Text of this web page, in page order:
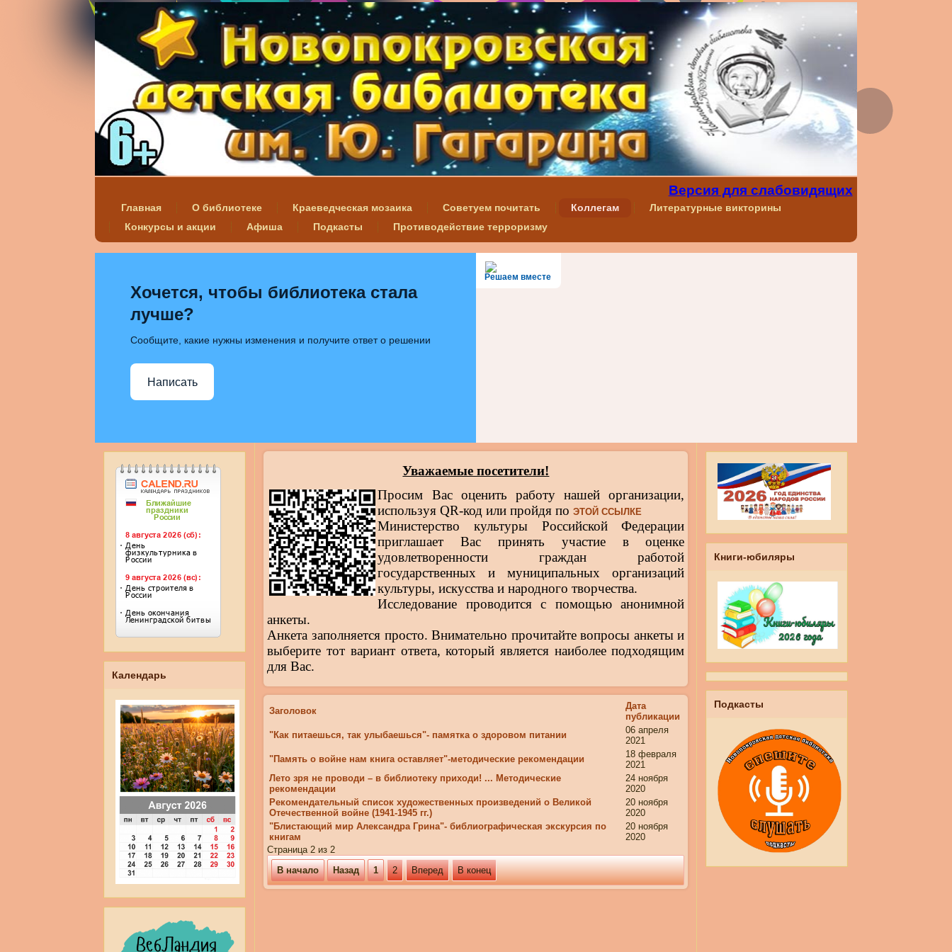
Версия для слабовидящих
Главная О библиотеке Краеведческая мозаика Советуем почитать Коллегам
Литературные викторины
Конкурсы и акции
Афиша Подкасты Противодействие терроризму
Решаем вместе
Хочется, чтобы библиотека стала
лучше?
Сообщите, какие нужны изменения и получите ответ о решении
Написать
Календарь
Уважаемые посетители!
Просим Вас оценить работу нашей организации,
используя QR-код или пройдя по ЭТОЙ ССЫЛКЕ
Министерство культуры Российской Федерации
приглашает Вас принять участие в оценке
удовлетворенности граждан работой
государственных и муниципальных организаций
культуры, искусства и народного творчества.
Исследование проводится с помощью анонимной
анкеты.
Анкета заполняется просто. Внимательно прочитайте вопросы анкеты и
выберите тот вариант ответа, который является наиболее подходящим
для Вас.
Заголовок
Дата
публикации
"Как питаешься, так улыбаешься"- памятка о здоровом питании
06 апреля
2021
"Память о войне нам книга оставляет"-методические рекомендации
18 февраля
2021
Лето зря не проводи – в библиотеку приходи! ... Методические
рекомендации
24 ноября
2020
Рекомендательный список художественных произведений о Великой
Отечественной войне (1941-1945 гг.)
20 ноября
2020
"Блистающий мир Александра Грина"- библиографическая экскурсия по
книгам
20 ноября
2020
Страница 2 из 2
В начало
Назад 1 2 Вперед В конец
Книги-юбиляры
Подкасты